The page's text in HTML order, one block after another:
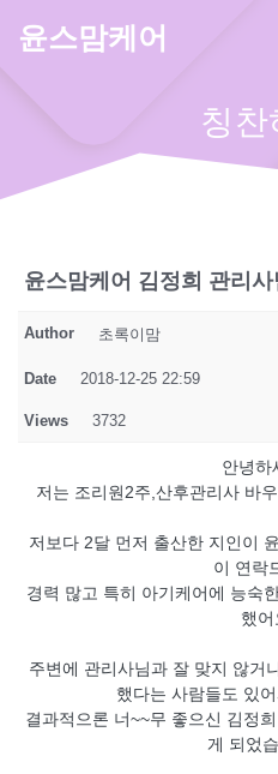
윤스맘케어
칭찬
윤스맘케어 김정희 관리사
Author 초록이맘
Date 2018-12-25 22:59
Views 3732
안녕하
저는 조리원2주,산후관리사 바
저보다 2달 먼저 출산한 지인이
이 연락
경력 많고 특히 아기케어에 능숙
했어
주변에 관리사님과 잘 맞지 않거
했다는 사람들도 있
결과적으론 너~~무 좋으신 김정
게 되었